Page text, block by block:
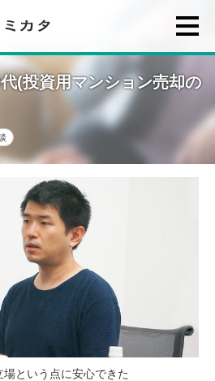
口コミ
146-460
祝も営業中) 定休日：水
電話する
(投資用マンション売却の
という点に安心できた